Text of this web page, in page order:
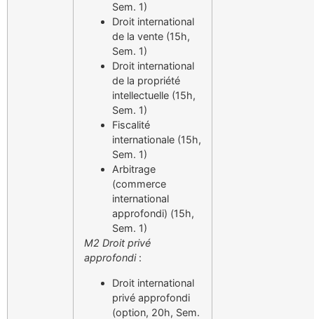
Sem. 1)
Droit international
de la vente (15h,
Sem. 1)
Droit international
de la propriété
intellectuelle (15h,
Sem. 1)
Fiscalité
internationale (15h,
Sem. 1)
Arbitrage
(commerce
international
approfondi) (15h,
Sem. 1)
M2 Droit privé
approfondi:
Droit international
privé approfondi
(option, 20h, Sem.